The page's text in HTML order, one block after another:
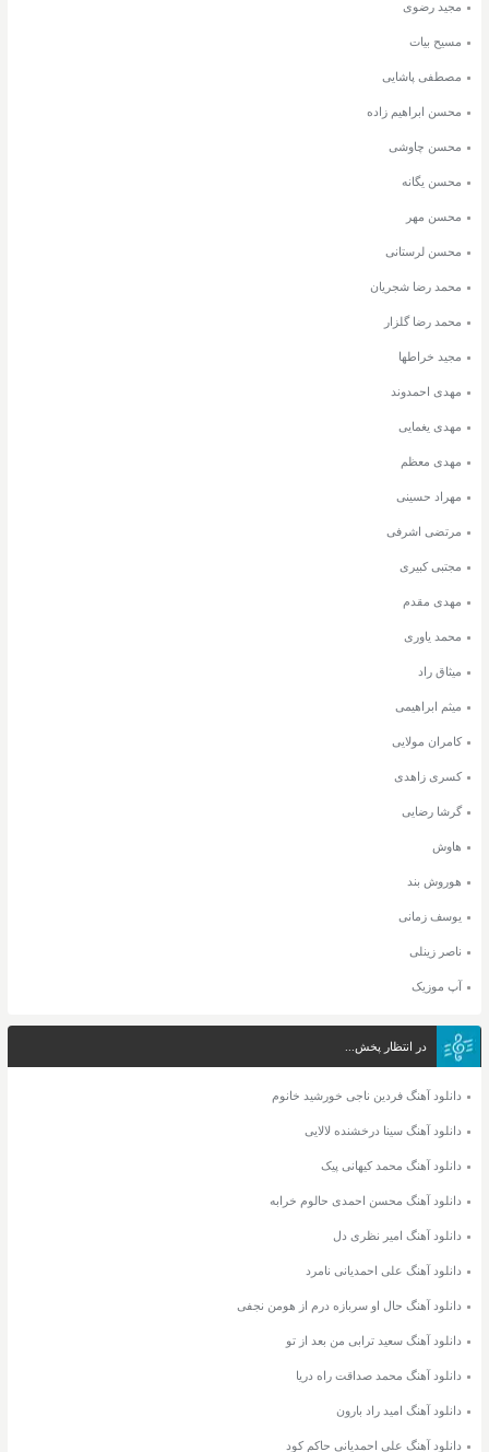
مجید رضوی
مسیح بیات
مصطفی پاشایی
محسن ابراهیم زاده
محسن چاوشی
محسن یگانه
محسن مهر
محسن لرستانی
محمد رضا شجریان
محمد رضا گلزار
مجید خراطها
مهدی احمدوند
مهدی یغمایی
مهدی معظم
مهراد حسینی
مرتضی اشرفی
مجتبی کبیری
مهدی مقدم
محمد یاوری
میثاق راد
میثم ابراهیمی
کامران مولایی
کسری زاهدی
گرشا رضایی
هاوش
هوروش بند
یوسف زمانی
ناصر زینلی
آپ موزیک
در انتظار پخش...
دانلود آهنگ فردین ناجی خورشید خانوم
دانلود آهنگ سینا درخشنده لالایی
دانلود آهنگ محمد کیهانی پیک
دانلود آهنگ محسن احمدی حالوم خرابه
دانلود آهنگ امیر نظری دل
دانلود آهنگ علی احمدیانی نامرد
دانلود آهنگ حال او سربازه درم از هومن نجفی
دانلود آهنگ سعید ترابی من بعد از تو
دانلود آهنگ محمد صداقت راه دریا
دانلود آهنگ امید راد بارون
دانلود آهنگ علی احمدیانی حاکم کود